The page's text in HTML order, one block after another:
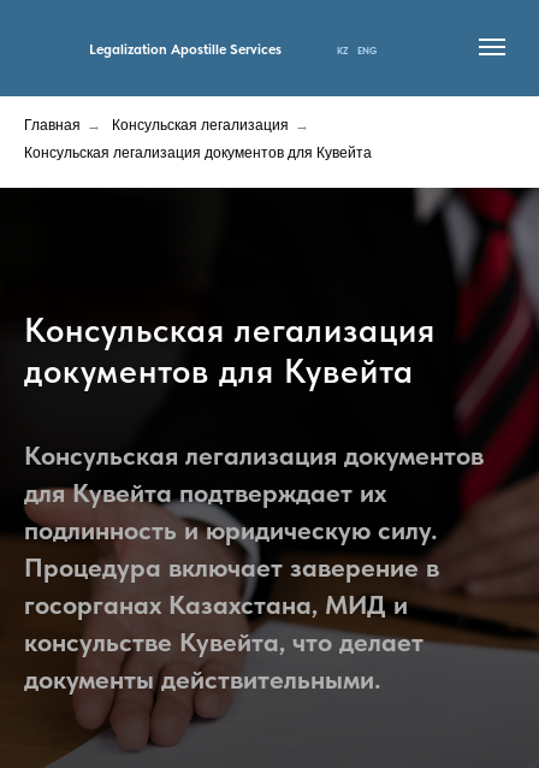
Legalization Apostille Services ENG
KZ
НОВОСТИ
Главная → Консульская легализация →
Консульская легализация документов для Кувейта
Консульская легализация
документов для Кувейта
Консульская легализация документов
для Кувейта подтверждает их
подлинность и юридическую силу.
Процедура включает заверение в
госорганах Казахстана, МИД и
консульстве Кувейта, что делает
документы действительными.